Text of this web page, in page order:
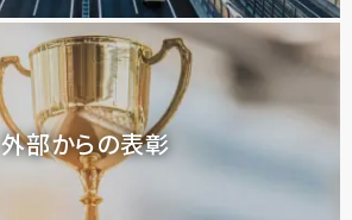
外部からの表彰